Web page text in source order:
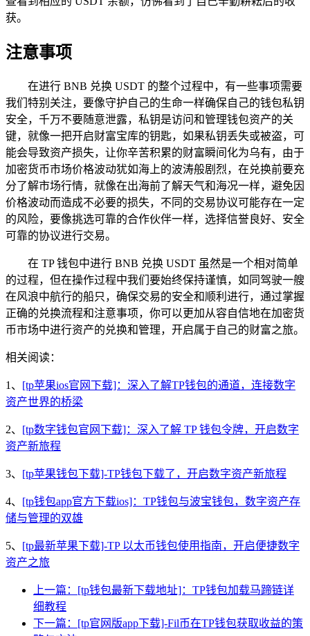
获。
注意事项
在进行 BNB 兑换 USDT 的整个过程中，有一些事项需要
我们特别关注，要像守护自己的生命一样确保自己的钱包私钥
安全，千万不要随意泄露，私钥是访问和管理钱包资产的关
键，就像一把开启财富宝库的钥匙，如果私钥丢失或被盗，可
能会导致资产损失，让你辛苦积累的财富瞬间化为乌有，由于
加密货币市场价格波动犹如海上的波涛般剧烈，在兑换前要充
分了解市场行情，就像在出海前了解天气和海况一样，避免因
价格波动而造成不必要的损失，不同的交易协议可能存在一定
的风险，要像挑选可靠的合作伙伴一样，选择信誉良好、安全
可靠的协议进行交易。
在 TP 钱包中进行 BNB 兑换 USDT 虽然是一个相对简单
的过程，但在操作过程中我们要始终保持谨慎，如同驾驶一艘
在风浪中航行的船只，确保交易的安全和顺利进行，通过掌握
正确的兑换流程和注意事项，你可以更加从容自信地在加密货
币市场中进行资产的兑换和管理，开启属于自己的财富之旅。
相关阅读：
1、 [tp苹果ios官网下载]：深入了解TP钱包的通道，连接数字
资产世界的桥梁
2、 [tp数字钱包官网下载]：深入了解 TP 钱包令牌，开启数字
资产新旅程
3、 [tp苹果钱包下载]-TP钱包下载了，开启数字资产新旅程
4、 [tp钱包app官方下载ios]：TP钱包与波宝钱包，数字资产存
储与管理的双雄
5、 [tp最新苹果下载]-TP 以太币钱包使用指南，开启便捷数字
资产之旅
上一篇：[tp钱包最新下载地址]：TP钱包加载马蹄链详
细教程
下一篇：[tp官网版app下载]-Fil币在TP钱包获取收益的策